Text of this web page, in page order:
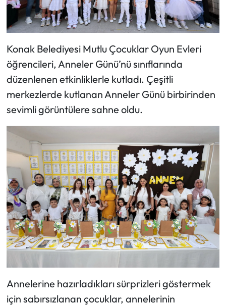
Konak Belediyesi Mutlu Çocuklar Oyun Evleri
öğrencileri, Anneler Günü’nü sınıflarında
düzenlenen etkinliklerle kutladı. Çeşitli
merkezlerde kutlanan Anneler Günü birbirinden
sevimli görüntülere sahne oldu.
Annelerine hazırladıkları sürprizleri göstermek
için sabırsızlanan çocuklar, annelerinin